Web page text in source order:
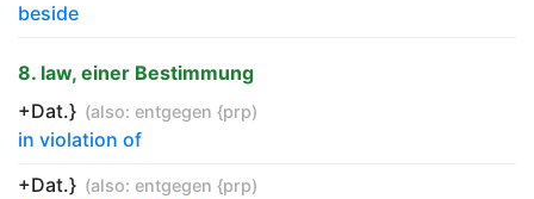
beside
8. law, einer Bestimmung
+Dat.} (also: entgegen {prp)
in violation of
+Dat.} (also: entgegen {prp)